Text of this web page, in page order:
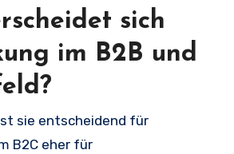
sich
im B2B und
sie entscheidend für
B2C eher für